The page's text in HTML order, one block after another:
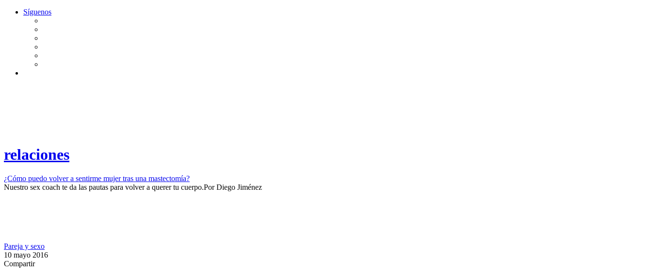
Síguenos
relaciones
¿Cómo puedo volver a sentirme mujer tras una mastectomía?
Nuestro sex coach te da las pautas para volver a querer tu cuerpo.​​PorDiego Jiménez
Pareja y sexo
10 mayo 2016
Compartir